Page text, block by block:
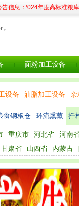
告信息：
·2024年度高标准粮库建设...
面粉加工设备
设备 油脂加工设备 杂
食钢板仓 环流熏蒸 扦
重庆市 河北省
河南
甘肃省 山西省 内蒙古